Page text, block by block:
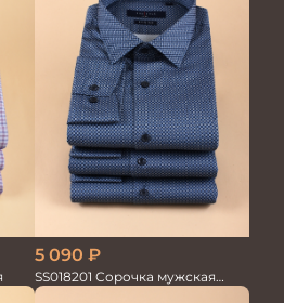
5 090 ₽
SS018201 Сорочка мужская
GROSTYLE PRIME